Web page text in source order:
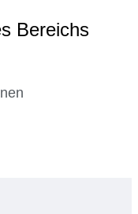
Bereichs